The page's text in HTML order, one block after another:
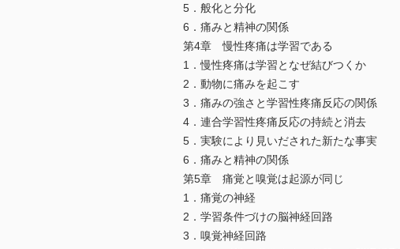
5．般化と分化
6．痛みと精神の関係
第4章 慢性疼痛は学習である
1．慢性疼痛は学習となぜ結びつくか
2．動物に痛みを起こす
3．痛みの強さと学習性疼痛反応の関係
4．連合学習性疼痛反応の持続と消去
5．実験により見いだされた新たな事実
6．痛みと精神の関係
第5章 痛覚と嗅覚は起源が同じ
1．痛覚の神経
2．学習条件づけの脳神経回路
3．嗅覚神経回路